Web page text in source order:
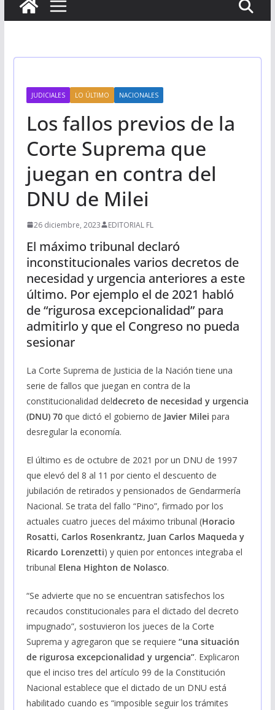
JUDICIALES LO ÚLTIMO NACIONALES
Los fallos previos de la
Corte Suprema que
juegan en contra del
DNU de Milei
26 diciembre, 2023 EDITORIAL FL
El máximo tribunal declaró
inconstitucionales varios decretos de
necesidad y urgencia anteriores a este
último. Por ejemplo el de 2021 habló
de “rigurosa excepcionalidad” para
admitirlo y que el Congreso no pueda
sesionar
La Corte Suprema de Justicia de la Nación tiene una
serie de fallos que juegan en contra de la
constitucionalidad deldecreto de necesidad y urgencia
(DNU) 70que dictó el gobierno de Javier Milei para
desregular la economía.
El último es de octubre de 2021 por un DNU de 1997
que elevó del 8 al 11 por ciento el descuento de
jubilación de retirados y pensionados de Gendarmería
Nacional. Se trata del fallo “Pino”, firmado por los
actuales cuatro jueces del máximo tribunal (Horacio
Rosatti, Carlos Rosenkrantz, Juan Carlos Maqueda y
Ricardo Lorenzetti) y quien por entonces integraba el
tribunal Elena Highton de Nolasco.
“Se advierte que no se encuentran satisfechos los
recaudos constitucionales para el dictado del decreto
impugnado”, sostuvieron los jueces de la Corte
Suprema y agregaron que se requiere “una situación
de rigurosa excepcionalidad y urgencia”. Explicaron
que el inciso tres del artículo 99 de la Constitución
Nacional establece que el dictado de un DNU está
habilitado cuando es “imposible seguir los trámites